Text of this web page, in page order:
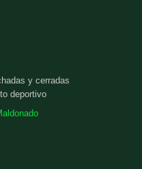
y cerradas
deportivo